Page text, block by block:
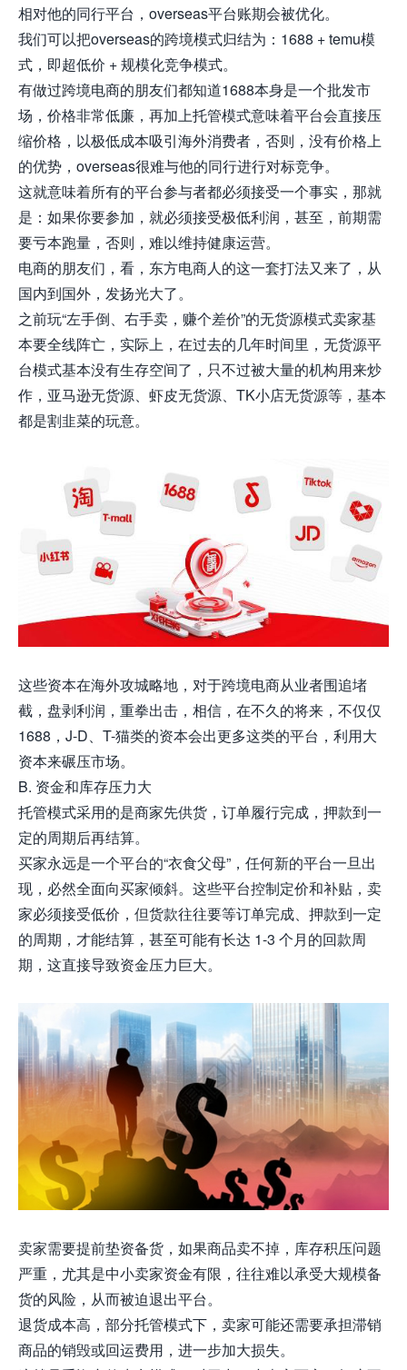
相对他的同行平台，overseas平台账期会被优化。
我们可以把overseas的跨境模式归结为：1688 + temu模
式，即超低价 + 规模化竞争模式。
有做过跨境电商的朋友们都知道1688本身是一个批发市
场，价格非常低廉，再加上托管模式意味着平台会直接压
缩价格，以极低成本吸引海外消费者，否则，没有价格上
的优势，overseas很难与他的同行进行对标竞争。
这就意味着所有的平台参与者都必须接受一个事实，那就
是：如果你要参加，就必须接受极低利润，甚至，前期需
要亏本跑量，否则，难以维持健康运营。
电商的朋友们，看，东方电商人的这一套打法又来了，从
国内到国外，发扬光大了。
之前玩“左手倒、右手卖，赚个差价”的无货源模式卖家基
本要全线阵亡，实际上，在过去的几年时间里，无货源平
台模式基本没有生存空间了，只不过被大量的机构用来炒
作，亚马逊无货源、虾皮无货源、TK小店无货源等，基本
都是割韭菜的玩意。
这些资本在海外攻城略地，对于跨境电商从业者围追堵
截，盘剥利润，重拳出击，相信，在不久的将来，不仅仅
1688，J-D、T-猫类的资本会出更多这类的平台，利用大
资本来碾压市场。
B. 资金和库存压力大
托管模式采用的是商家先供货，订单履行完成，押款到一
定的周期后再结算。
买家永远是一个平台的“衣食父母”，任何新的平台一旦出
现，必然全面向买家倾斜。这些平台控制定价和补贴，卖
家必须接受低价，但货款往往要等订单完成、押款到一定
的周期，才能结算，甚至可能有长达 1-3 个月的回款周
期，这直接导致资金压力巨大。
卖家需要提前垫资备货，如果商品卖不掉，库存积压问题
严重，尤其是中小卖家资金有限，往往难以承受大规模备
货的风险，从而被迫退出平台。
退货成本高，部分托管模式下，卖家可能还需要承担滞销
商品的销毁或回运费用，进一步加大损失。